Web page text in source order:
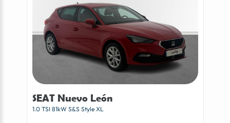
SEAT Nuevo León
1.0 TSI 81kW S&S Style XL